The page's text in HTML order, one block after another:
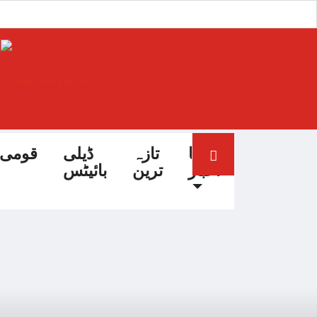
قومی
ڈیلی
بائیٹس
تازہ
ترین
آج کا
اخبار